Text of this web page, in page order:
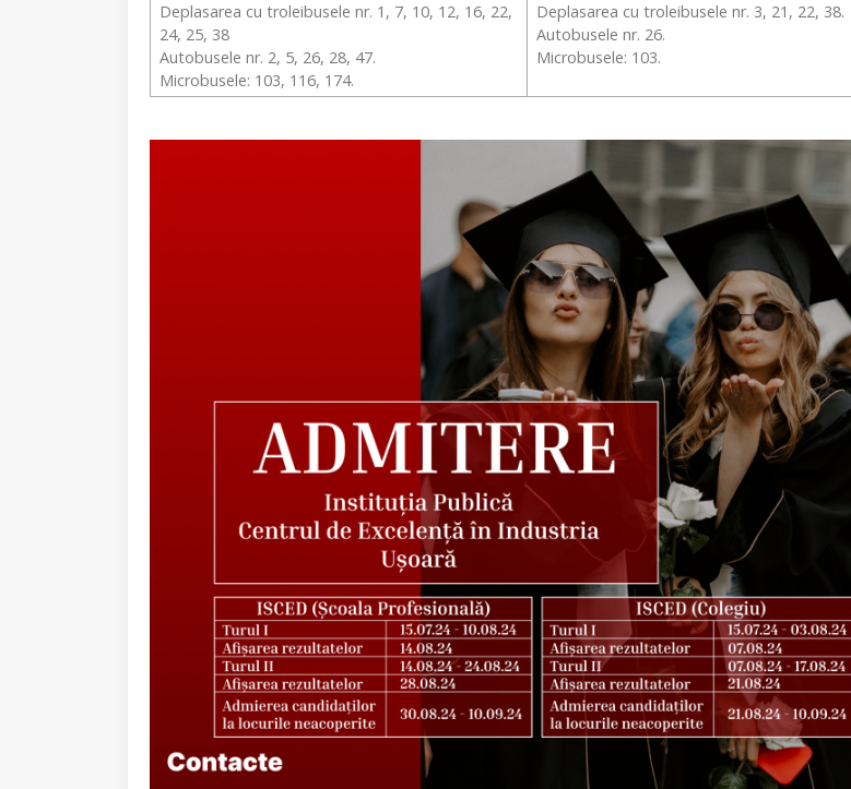
Deplasarea cu troleibusele nr. 1, 7, 10, 12, 16, 22,
24, 25, 38
Autobusele nr. 2, 5, 26, 28, 47.
Microbusele: 103, 116, 174.
Deplasarea cu troleibusele nr. 3, 21, 22, 38.
Autobusele nr. 26.
Microbusele: 103.